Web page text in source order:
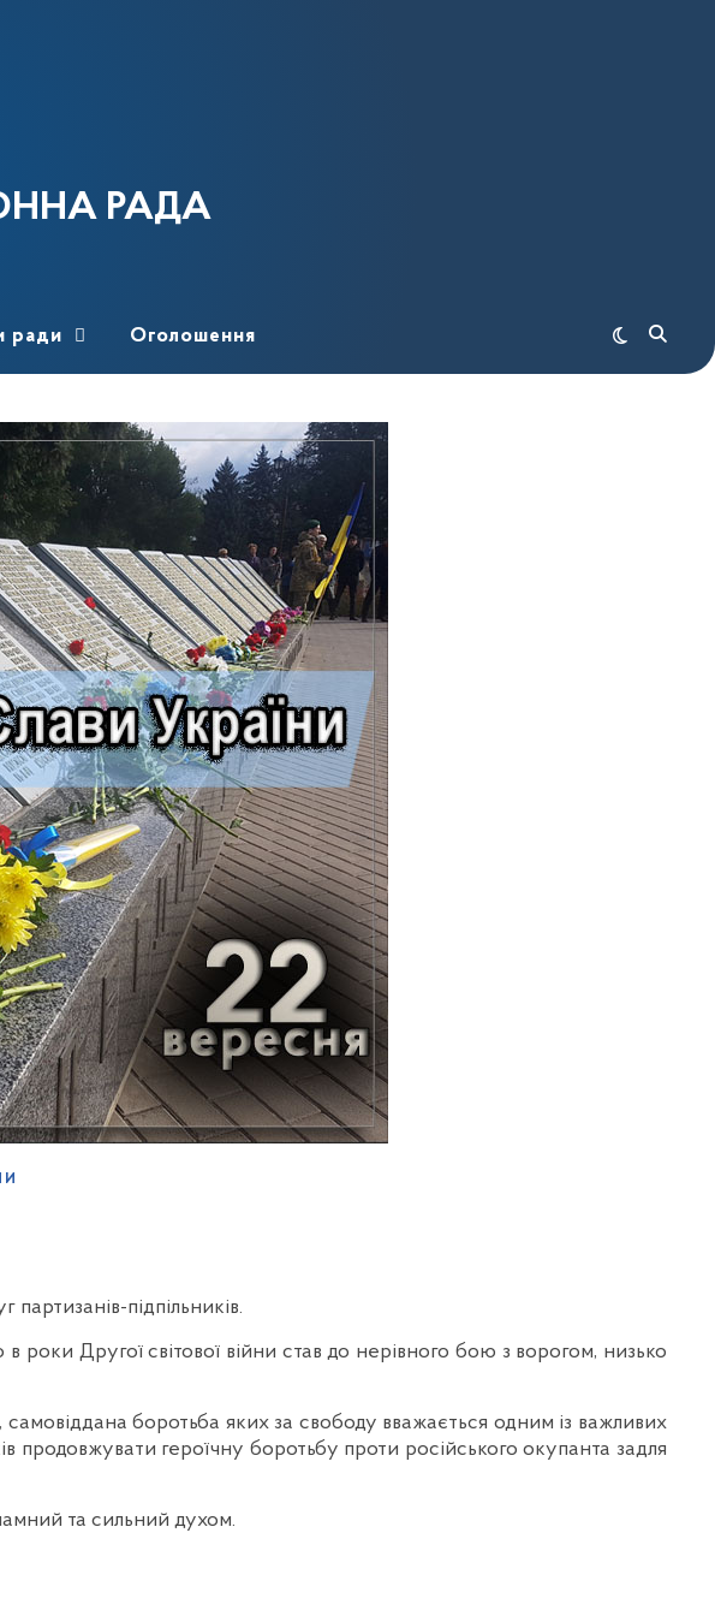
РАДА
ради Оголошення
підпільників.
роки Другої світової війни став до нерівного бою з ворогом, низько
боротьба яких за свободу вважається одним із важливих
продовжувати героїчну боротьбу проти російського окупанта задля
та сильний духом.